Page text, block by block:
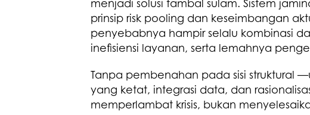
menjadi solusi tambal sulam. Sistem
prinsip risk pooling dan keseimbangan
penyebabnya hampir selalu kombinasi
inefisiensi layanan, serta lemahnya
Tanpa pembenahan pada sisi struktural
yang ketat, integrasi data, dan
memperlambat krisis, bukan